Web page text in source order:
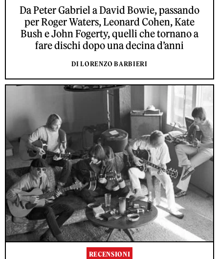
Da Peter Gabriel a David Bowie, passando
per Roger Waters, Leonard Cohen, Kate
Bush e John Fogerty, quelli che tornano a
fare dischi dopo una decina d’anni
DI LORENZO BARBIERI
RECENSIONI